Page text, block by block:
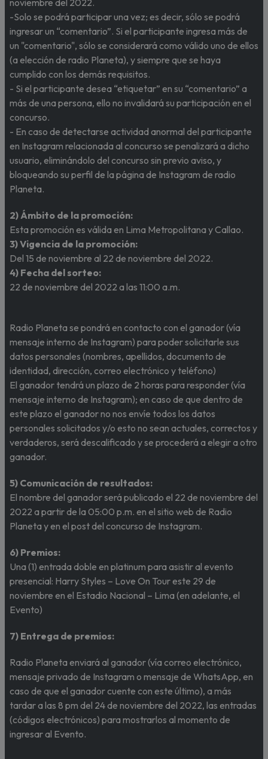
noviembre del 2022.
-Solo se podrá participar una vez; es decir, sólo se podrá
ingresar un “comentario”. Si el participante ingresa más de
un "comentario", sólo se considerará como válido uno de ellos
(a elección de radio Planeta), y siempre que se haya
cumplido con los demás requisitos.
- Si el participante desea “etiquetar” en su “comentario” a
más de una persona, ello no invalidará su participación en el
concurso.
- En caso de detectarse actividad anormal del participante
en Instagram relacionada al concurso se penalizará a dicho
usuario, eliminándolo del concurso sin previo aviso, y
bloqueando su perfil de la página de Instagram de radio
Planeta.
2) Ámbito de la promoción:
Esta promoción es válida en Lima Metropolitana y Callao.
3) Vigencia de la promoción:
Del 15 de noviembre al 22 de noviembre del 2022.
4) Fecha del sorteo:
22 de noviembre del 2022 a las 11:00 a.m.
Radio Planeta se pondrá en contacto con el ganador (vía
mensaje interno de Instagram) para poder solicitarle sus
datos personales (nombres, apellidos, documento de
identidad, dirección, correo electrónico y teléfono)
El ganador tendrá un plazo de 2 horas para responder (vía
mensaje interno de Instagram); en caso de que dentro de
este plazo el ganador no nos envíe todos los datos
personales solicitados y/o esto no sean actuales, correctos y
verdaderos, será descalificado y se procederá a elegir a otro
ganador.
5) Comunicación de resultados:
El nombre del ganador será publicado el 22 de noviembre del
2022 a partir de la 05:00 p.m. en el sitio web de Radio
Planeta y en el post del concurso de Instagram.
6) Premios:
Una (1) entrada doble en platinum para asistir al evento
presencial: Harry Styles – Love On Tour este 29 de
noviembre en el Estadio Nacional – Lima (en adelante, el
Evento)
7) Entrega de premios:
Radio Planeta enviará al ganador (vía correo electrónico,
mensaje privado de Instagram o mensaje de WhatsApp, en
caso de que el ganador cuente con este último), a más
tardar a las 8 pm del 24 de noviembre del 2022, las entradas
(códigos electrónicos) para mostrarlos al momento de
ingresar al Evento.